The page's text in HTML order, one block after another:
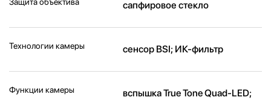
сапфировое стекло
Технологии камеры cенсор BSI; ИК-фильтр
Функции камеры
вспышка True Tone Quad-LED;